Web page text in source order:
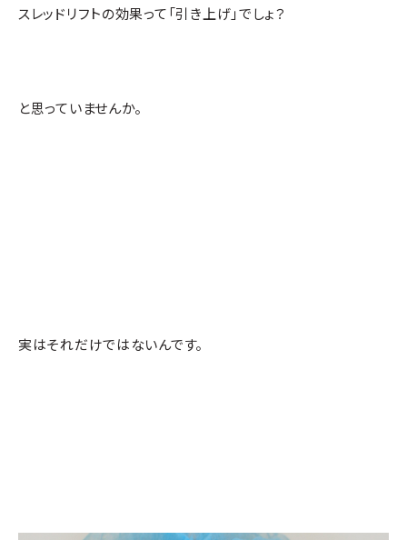
スレッドリフトの効果って「引き上げ」でしょ？
と思っていませんか。
実はそれだけではないんです。